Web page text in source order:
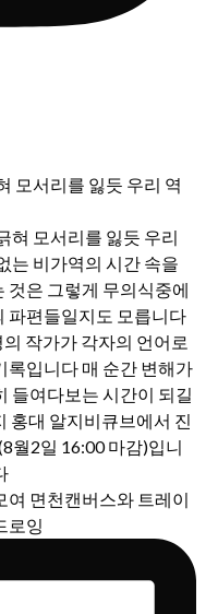
모서리를 잃듯 우리 역
여 면천캔버스와 트레이
로잉